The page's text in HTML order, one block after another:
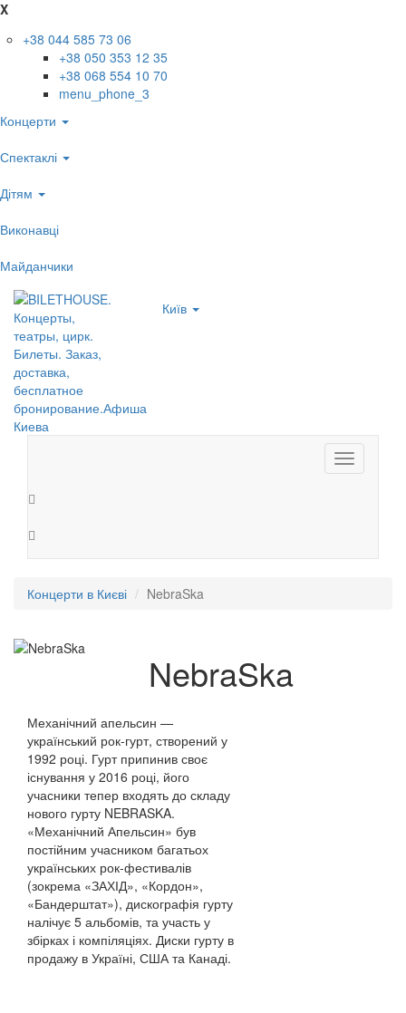
X
+38 044 585 73 06
+38 050 353 12 35
+38 068 554 10 70
menu_phone_3
Концерти
Спектаклі
Дітям
Виконавці
Майданчики
Київ
Toggle
navigation
Концерти в Києві NebraSka
NebraSka
Механічний апельсин —
український рок-гурт, створений у
1992 році. Гурт припинив своє
існування у 2016 році, його
учасники тепер входять до складу
нового гурту NEBRASKA.
«Механічний Апельсин» був
постійним учасником багатьох
українських рок-фестивалів
(зокрема «ЗАХІД», «Кордон»,
«Бандерштат»), дискографія гурту
налічує 5 альбомів, та участь у
збірках і компіляціях. Диски гурту в
продажу в Україні, США та Канаді.